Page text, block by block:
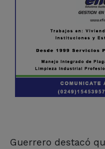
Guerrero destacó